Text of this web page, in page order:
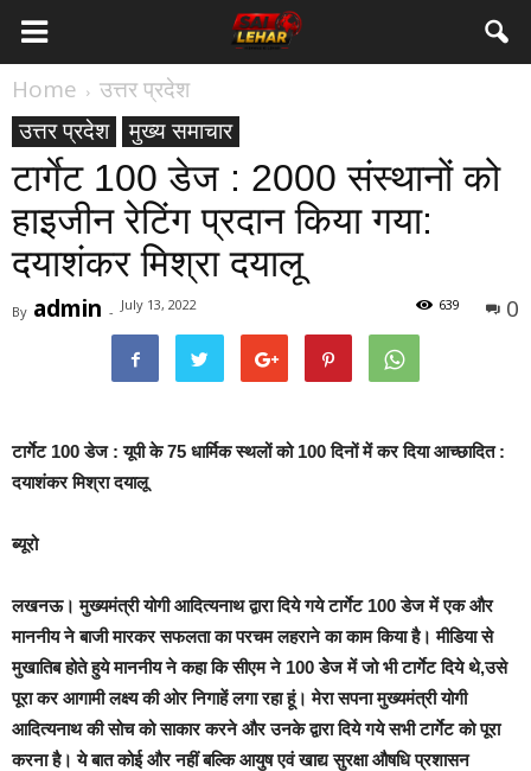
Home
उत्तर प्रदेश
उत्तर प्रदेश
मुख्य समाचार
टार्गेट 100 डेज : 2000 संस्थानों को
हाइजीन रेटिंग प्रदान किया गया:
दयाशंकर मिश्रा दयालू
By admin - July 13, 2022 0
639
टार्गेट 100 डेज : यूपी के 75 धार्मिक स्थलों को 100 दिनों में कर दिया आच्छादित :
दयाशंकर मिश्रा दयालू
ब्यूरो
लखनऊ। मुख्यमंत्री योगी आदित्यनाथ द्वारा दिये गये टार्गेट 100 डेज में एक और
माननीय ने बाजी मारकर सफलता का परचम लहराने का काम किया है। मीडिया से
मुखातिब होते हुये माननीय ने कहा कि सीएम ने 100 डेेज में जो भी टार्गेट दिये थे,उसे
पूरा कर आगामी लक्ष्य की ओर निगाहें लगा रहा हूं। मेरा सपना मुख्यमंत्री योगी
आदित्यनाथ की सोच को साकार करने और उनके द्वारा दिये गये सभी टार्गेट को पूरा
करना है। ये बात कोई और नहीं बल्कि आयुष एवं खाद्य सुरक्षा औषधि प्रशासन